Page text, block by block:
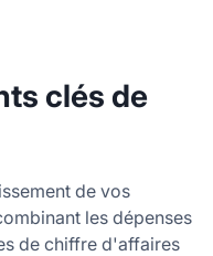
clés de
de vos
les dépenses
de chiffre d'affaires